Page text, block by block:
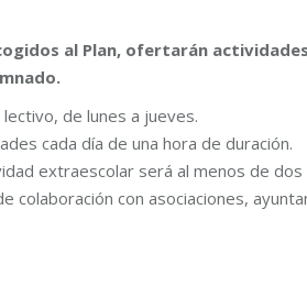
al Plan, ofertarán
de lunes a jueves.
cada día de una hora de duración.
extraescolar será al menos de dos
colaboración con asociaciones,